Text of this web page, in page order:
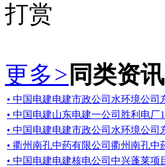
打赏
更多> 同类资讯
• 中国电建电建市政公司水环境公司
• 中国电建山东电建一公司胜利电厂
• 中国电建电建市政公司水环境公司
• 衢州南孔中药有限公司衢州南孔中
• 中国电建电建核电公司中兴蓬莱项